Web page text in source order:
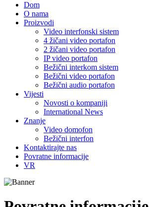
Dom
O nama
Proizvodi
Video interfonski sistem
4 žičani video portafon
2 žičani video portafon
IP video portafon
Bežični interkom sistem
Bežični video portafon
Bežični audio portafon
Vijesti
Novosti o kompaniji
International News
Znanje
Video domofon
Bežični interfon
Kontaktirajte nas
Povratne informacije
VR